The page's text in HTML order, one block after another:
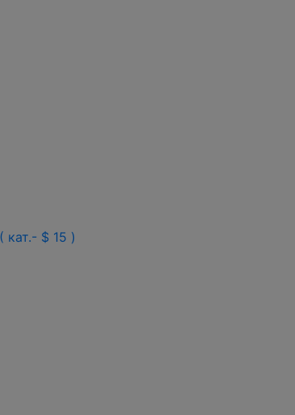
кат.- $ 15 )